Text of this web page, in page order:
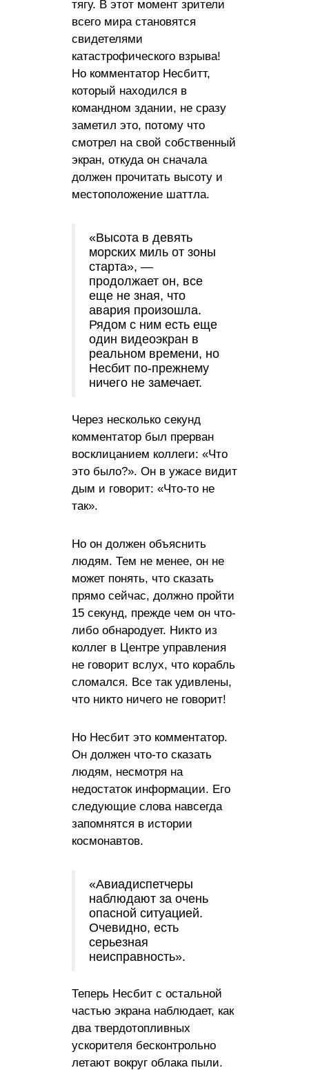
тягу. В этот момент зрители
всего мира становятся
свидетелями
катастрофического взрыва!
Но комментатор Несбитт,
который находился в
командном здании, не сразу
заметил это, потому что
смотрел на свой собственный
экран, откуда он сначала
должен прочитать высоту и
местоположение шаттла.
«Высота в девять
морских миль от зоны
старта», —
продолжает он, все
еще не зная, что
авария произошла.
Рядом с ним есть еще
один видеоэкран в
реальном времени, но
Несбит по-прежнему
ничего не замечает.
Через несколько секунд
комментатор был прерван
восклицанием коллеги: «Что
это было?». Он в ужасе видит
дым и говорит: «Что-то не
так».
Но он должен объяснить
людям. Тем не менее, он не
может понять, что сказать
прямо сейчас, должно пройти
15 секунд, прежде чем он что-
либо обнародует. Никто из
коллег в Центре управления
не говорит вслух, что корабль
сломался. Все так удивлены,
что никто ничего не говорит!
Но Несбит это комментатор.
Он должен что-то сказать
людям, несмотря на
недостаток информации. Его
следующие слова навсегда
запомнятся в истории
космонавтов.
«Авиадиспетчеры
наблюдают за очень
опасной ситуацией.
Очевидно, есть
серьезная
неисправность».
Теперь Несбит с остальной
частью экрана наблюдает, как
два твердотопливных
ускорителя бесконтрольно
летают вокруг облака пыли.